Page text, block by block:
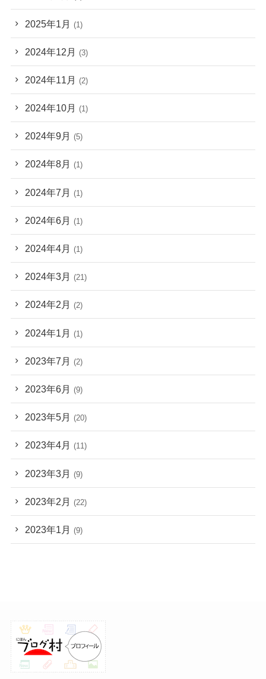
2025年1月 (1)
2024年12月 (3)
2024年11月 (2)
2024年10月 (1)
2024年9月 (5)
2024年8月 (1)
2024年7月 (1)
2024年6月 (1)
2024年4月 (1)
2024年3月 (21)
2024年2月 (2)
2024年1月 (1)
2023年7月 (2)
2023年6月 (9)
2023年5月 (20)
2023年4月 (11)
2023年3月 (9)
2023年2月 (22)
2023年1月 (9)